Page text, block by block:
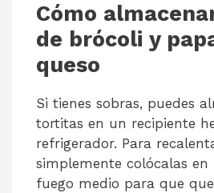
Cómo
de brócoli y
queso
Si tienes sobras, puedes
tortitas en un recipiente
refrigerador. Para
simplemente colócalas
fuego medio para que